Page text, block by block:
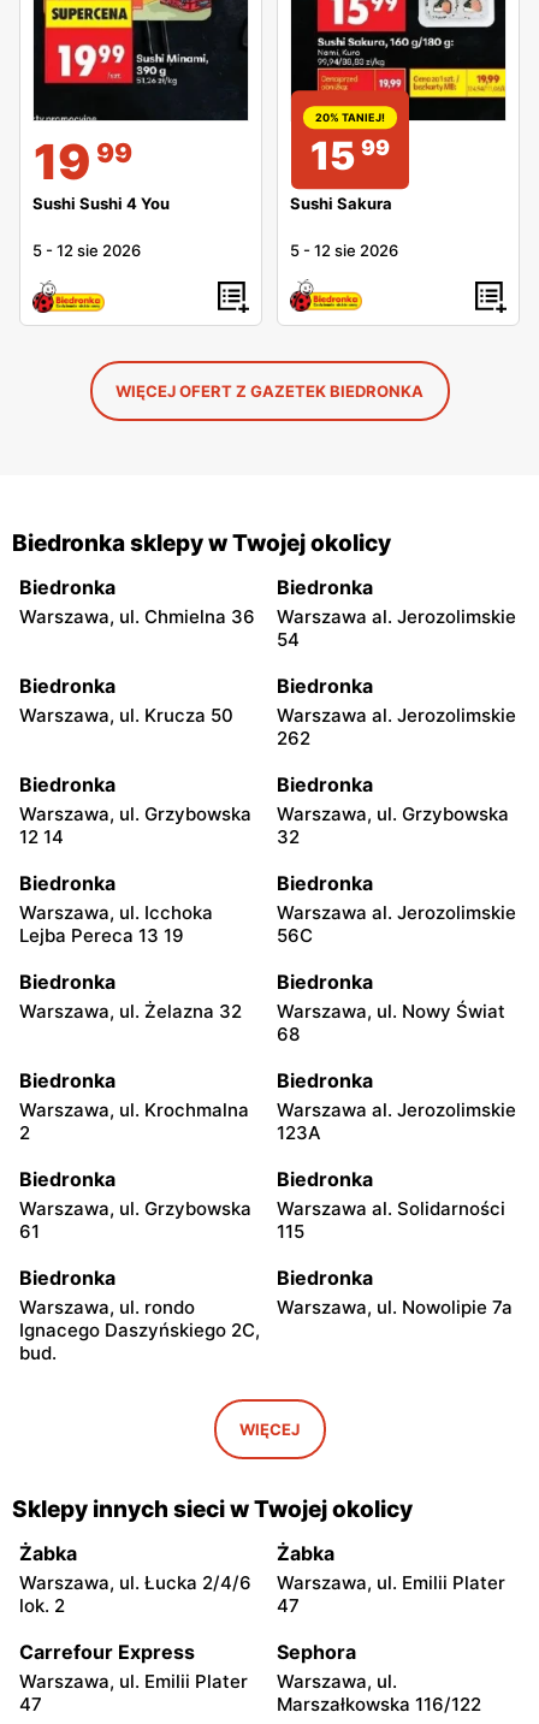
19 99
Sushi Sushi 4 You
5 -12 sie 2026
20% TANIEJ!
15 99
Sushi Sakura
5 -12 sie 2026
WIĘCEJ OFERT Z GAZETEK BIEDRONKA
Biedronka sklepy w Twojej okolicy
Biedronka
Warszawa, ul. Chmielna 36
Biedronka
Warszawa al. Jerozolimskie
54
Biedronka
Warszawa, ul. Krucza 50
Biedronka
Warszawa al. Jerozolimskie
262
Biedronka
Warszawa, ul. Grzybowska
12 14
Biedronka
Warszawa, ul. Grzybowska
32
Biedronka
Warszawa, ul. Icchoka
Lejba Pereca 13 19
Biedronka
Warszawa al. Jerozolimskie
56C
Biedronka
Warszawa, ul. Żelazna 32
Biedronka
Warszawa, ul. Nowy Świat
68
Biedronka
Warszawa, ul. Krochmalna
2
Biedronka
Warszawa al. Jerozolimskie
123A
Biedronka
Warszawa, ul. Grzybowska
61
Biedronka
Warszawa al. Solidarności
115
Biedronka
Warszawa, ul. rondo
Ignacego Daszyńskiego 2C,
bud.
Biedronka
Warszawa, ul. Nowolipie 7a
Warszawa, ul. Ogrodowa 58
Biedronka
Warszawa al. Solidarności
86 88
Biedronka
Warszawa, ul. Dobra 42
Biedronka
Warszawa, ul. Juliana
Ursyna Niemcewicza 8
Biedronka Biedronka
Ursyna Niemcewicza 26
Biedronka Biedronka
WIĘCEJ
Sklepy innych sieci w Twojej okolicy
Żabka
Warszawa, ul. Łucka 2/4/6
lok. 2
Żabka
Warszawa, ul. Emilii Plater
47
Carrefour Express
Warszawa, ul. Emilii Plater
47
Sephora
Warszawa, ul.
Marszałkowska 116/122